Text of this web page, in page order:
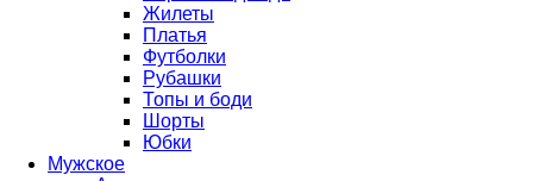
Жилеты
Платья
Футболки
Рубашки
Топы и боди
Шорты
Юбки
Мужское